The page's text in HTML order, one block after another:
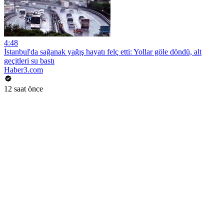
4:48
İstanbul'da sağanak yağış hayatı felç etti: Yollar göle döndü, alt
geçitleri su bastı
Haber3.com
12 saat önce